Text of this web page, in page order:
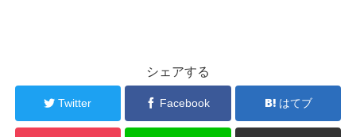
シェアする
Twitter Facebook はてブ